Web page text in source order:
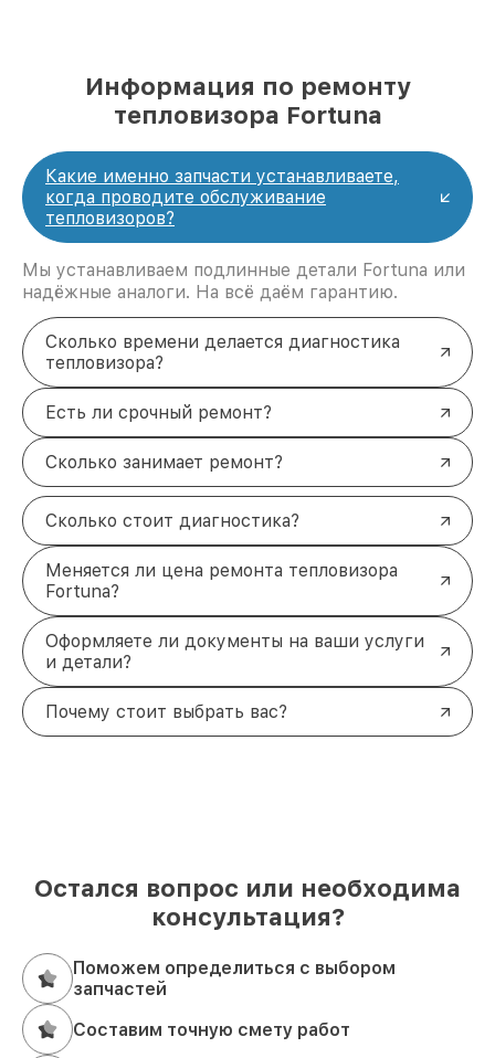
Информация по ремонту
тепловизора Fortuna
Какие именно запчасти устанавливаете,
когда проводите обслуживание
тепловизоров?
Мы устанавливаем подлинные детали Fortuna или
надёжные аналоги. На всё даём гарантию.
Сколько времени делается диагностика
тепловизора?
Есть ли срочный ремонт?
Сколько занимает ремонт?
Сколько стоит диагностика?
Меняется ли цена ремонта тепловизора
Fortuna?
Оформляете ли документы на ваши услуги
и детали?
Почему стоит выбрать вас?
Остался вопрос или необходима
консультация?
Поможем определиться с выбором
запчастей
Составим точную смету работ